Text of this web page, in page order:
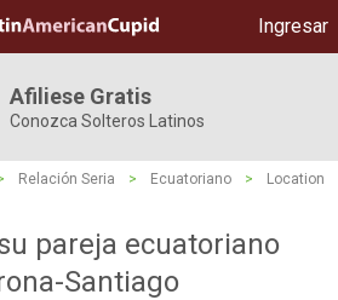
Ingresar
Afiliese Gratis
Conozca Solteros Latinos
Relación Seria > Ecuatoriano >
Location
pareja ecuatoriano
Santiago